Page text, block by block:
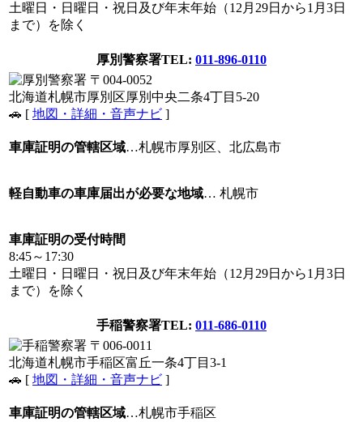
土曜日・日曜日・祝日及び年末年始（12月29日から1月3日
まで）を除く
厚別警察署TEL: 011-896-0110
〒004-0052
北海道札幌市厚別区厚別中央二条4丁目5-20
🚗 [ 地図・詳細・音声ナビ ]
車庫証明の管轄区域…札幌市厚別区、北広島市
軽自動車の車庫届出が必要な地域… 札幌市
車庫証明の受付時間
8:45～17:30
土曜日・日曜日・祝日及び年末年始（12月29日から1月3日
まで）を除く
手稲警察署TEL: 011-686-0110
〒006-0011
北海道札幌市手稲区富丘一条4丁目3-1
🚗 [ 地図・詳細・音声ナビ ]
車庫証明の管轄区域…札幌市手稲区